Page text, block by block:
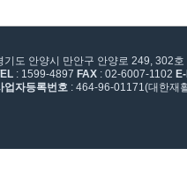
기도 안양시 만안구 안양로 249, 302호
: 1599-4897 FAX : 02-6007-1102
업자등록번호 : 464-96-01171(대한재